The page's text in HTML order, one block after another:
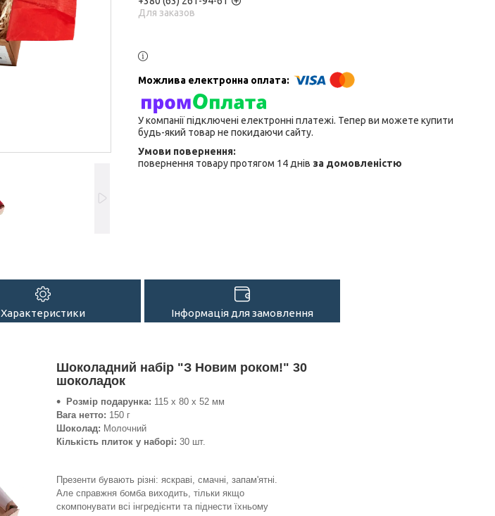
Для заказов
У компанії підключені електронні платежі. Тепер ви можете купити
будь-який товар не покидаючи сайту.
повернення товару протягом 14 днів за домовленістю
Характеристики Інформація для замовлення
Шоколадний набір "З Новим роком!" 30
шоколадок
Розмір подарунка: 115 х 80 х 52 мм
Вага нетто: 150 г
Шоколад: Молочний
Кількість плиток у наборі: 30 шт.
Презенти бувають різні: яскраві, смачні, запам'ятні.
Але справжня бомба виходить, тільки якщо
скомпонувати всі інгредієнти та піднести їхньому